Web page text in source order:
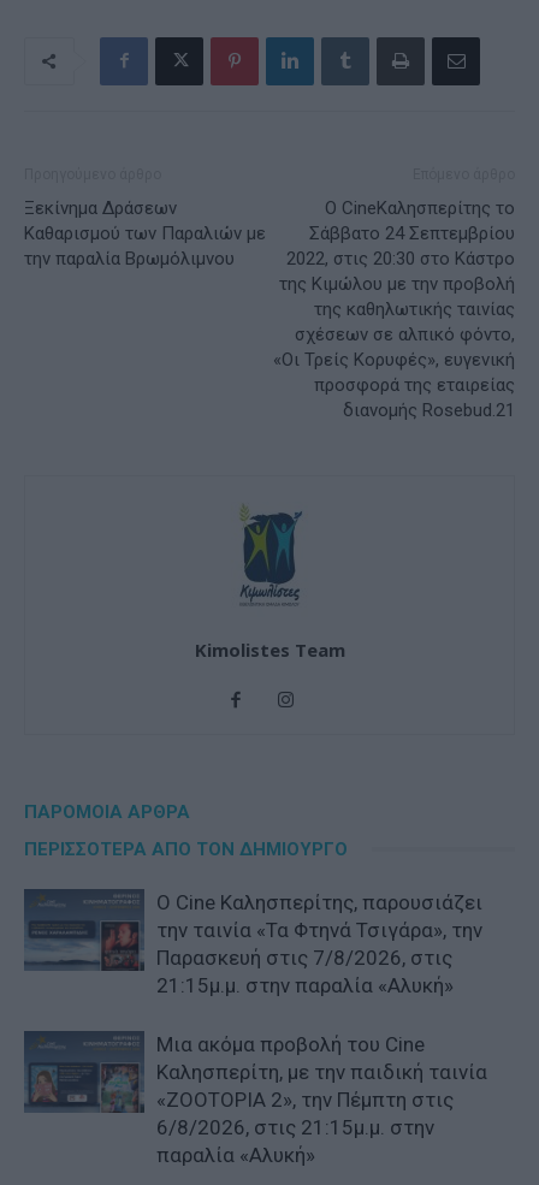
Ξεκίνημα Δράσεων
Καθαρισμού των Παραλιών με
την παραλία Bρωμόλιμνου
Ο CineΚαλησπερίτης το
Σάββατο 24 Σεπτεμβρίου
2022, στις 20:30 στο Κάστρο
της Κιμώλου με την προβολή
της καθηλωτικής ταινίας
σχέσεων σε αλπικό φόντο,
«Οι Τρείς Κορυφές», ευγενική
προσφορά της εταιρείας
διανομής Rosebud.21
Kimolistes Team
ΠΑΡΟΜΟΙΑ ΑΡΘΡΑ
ΠΕΡΙΣΣΟΤΕΡΑ ΑΠΟ ΤΟΝ ΔΗΜΙΟΥΡΓΟ
Ο Cine Καλησπερίτης, παρουσιάζει
την ταινία «Τα Φτηνά Τσιγάρα», την
Παρασκευή στις 7/8/2026, στις
21:15μ.μ. στην παραλία «Αλυκή»
Μια ακόμα προβολή του Cine
Καλησπερίτη, με την παιδική ταινία
«ZOOTOPIA 2», την Πέμπτη στις
6/8/2026, στις 21:15μ.μ. στην
παραλία «Αλυκή»